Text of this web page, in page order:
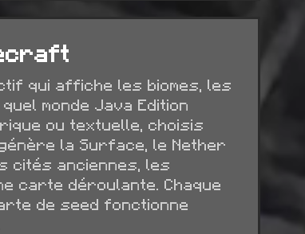
qui affiche les biomes, les
monde Java Edition
ou textuelle, choisis
la Surface, le Nether
cités anciennes, les
carte déroulante. Chaque
de seed fonctionne